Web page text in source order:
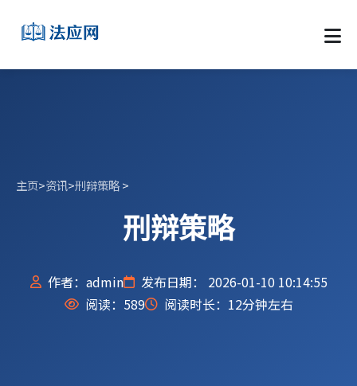
主页>资讯>刑辩策略>
刑辩策略
作者：admin
发布日期： 2026-01-10 10:14:55
阅读： 589 阅读时长：12分钟左右